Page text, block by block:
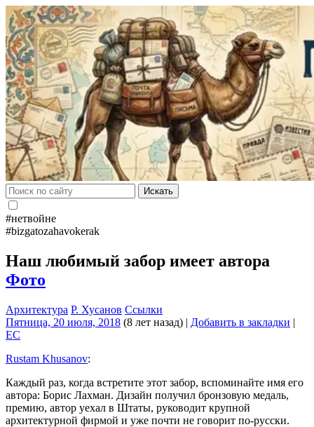
Искать
#нетвойне
#bizgatozahavokerak
Наш любимый забор имеет автора
Фото
Архитектура Р. Хусанов Ссылки
Пятница, 20 июля, 2018 (8 лет назад) | Добавить в закладки |
EC
Rustam Khusanov:
Каждый раз, когда встретите этот забор, вспоминайте имя его
автора: Борис Лахман. Дизайн получил бронзовую медаль,
премию, автор уехал в Штаты, руководит крупной
архитектурной фирмой и уже почти не говорит по-русски.